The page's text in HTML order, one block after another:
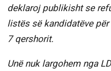
deklaroj publikisht se
listës së kandidatëve
7 qershorit.
Unë nuk largohem nga